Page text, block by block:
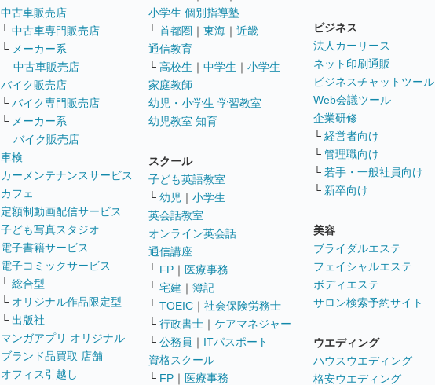
中古車販売店
└ 中古車専門販売店
└ メーカー系
中古車販売店
バイク販売店
└ バイク専門販売店
└ メーカー系
バイク販売店
車検
カーメンテナンスサービス
カフェ
定額制動画配信サービス
子ども写真スタジオ
電子書籍サービス
電子コミックサービス
└ 総合型
└ オリジナル作品限定型
└ 出版社
マンガアプリ オリジナル
ブランド品買取 店舗
オフィス引越し
小学生 個別指導塾
└ 首都圏 ｜ 東海 ｜ 近畿
通信教育
└ 高校生 ｜ 中学生 ｜ 小学生
家庭教師
幼児・小学生 学習教室
幼児教室 知育
スクール
子ども英語教室
└ 幼児 ｜ 小学生
英会話教室
オンライン英会話
通信講座
└ FP ｜ 医療事務
└ 宅建 ｜ 簿記
└ TOEIC ｜ 社会保険労務士
└ 行政書士 ｜ ケアマネジャー
└ 公務員 ｜ ITパスポート
資格スクール
└ FP ｜ 医療事務
ビジネス
法人カーリース
ネット印刷通販
ビジネスチャットツール
Web会議ツール
企業研修
└ 経営者向け
└ 管理職向け
└ 若手・一般社員向け
└ 新卒向け
美容
ブライダルエステ
フェイシャルエステ
ボディエステ
サロン検索予約サイト
ウエディング
ハウスウエディング
格安ウエディング